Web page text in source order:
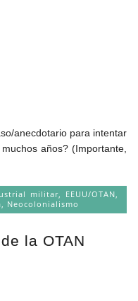
anecdotario para intentar
años? (Importante,
militar EEUU/OTAN
Neocolonialismo
la OTAN